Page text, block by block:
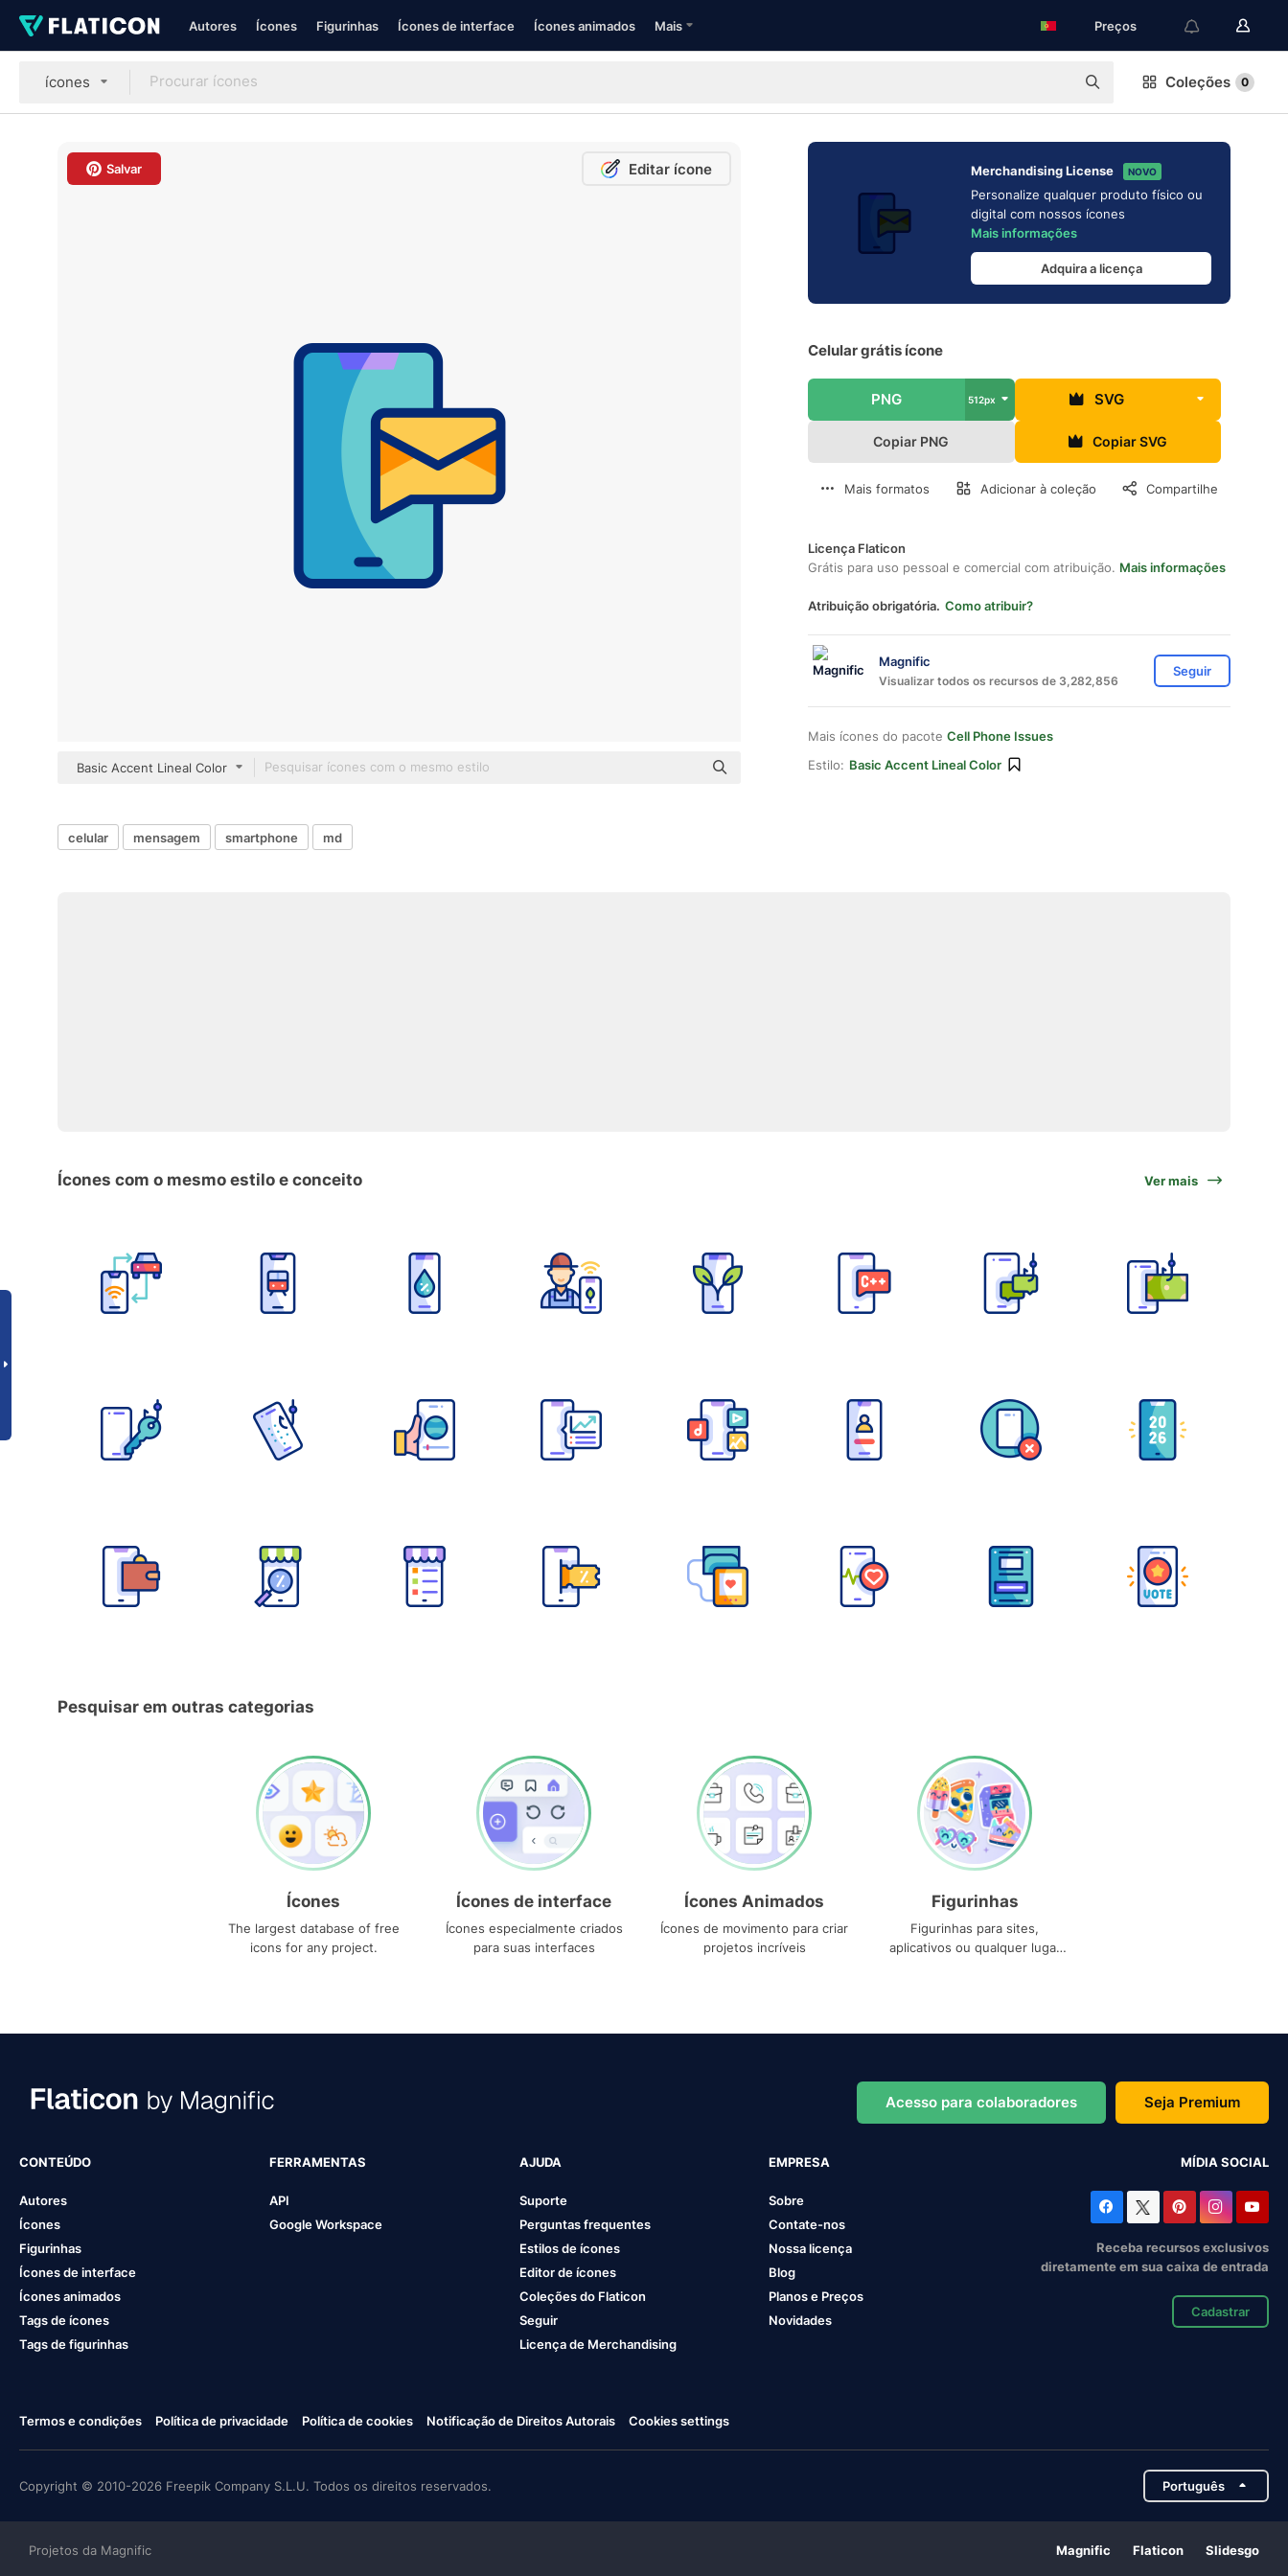
Autores Ícones Figurinhas Ícones de interface Ícones animados Mais Preços
ícones Coleções 0
Salvar Editar ícone
Basic Accent Lineal Color
Merchandising License NOVO
Personalize qualquer produto físico ou
digital com nossos ícones
Mais informações
Adquira a licença
Celular grátis ícone
PNG 512px SVG
Copiar PNG Copiar SVG
Mais formatos Adicionar à coleção Compartilhe
Licença Flaticon
Grátis para uso pessoal e comercial com atribuição. Mais informações
Atribuição obrigatória. Como atribuir?
Magnific
Visualizar todos os recursos de 3,282,856
Seguir
Mais ícones do pacote Cell Phone Issues
Estilo: Basic Accent Lineal Color
celular mensagem smartphone md
Ícones com o mesmo estilo e conceito Ver mais
Pesquisar em outras categorias
Ícones
The largest database of free
icons for any project.
Ícones de interface
Ícones especialmente criados
para suas interfaces
Ícones Animados
Ícones de movimento para criar
projetos incríveis
Figurinhas
Figurinhas para sites,
aplicativos ou qualquer lugar
Acesso para colaboradores Seja Premium
CONTEÚDO
Autores
Ícones
Figurinhas
Ícones de interface
Ícones animados
Tags de ícones
Tags de figurinhas
FERRAMENTAS
API
Google Workspace
AJUDA
Suporte
Perguntas frequentes
Estilos de ícones
Editor de ícones
Coleções do Flaticon
Seguir
Licença de Merchandising
EMPRESA
Sobre
Contate-nos
Nossa licença
Blog
Planos e Preços
Novidades
MÍDIA SOCIAL
Receba recursos exclusivos
diretamente em sua caixa de entrada
Cadastrar
Termos e condições Política de privacidade Política de cookies Notificação de Direitos Autorais Cookies settings
Copyright © 2010-2026 Freepik Company S.L.U. Todos os direitos reservados. Português
Projetos da Magnific Magnific Flaticon Slidesgo